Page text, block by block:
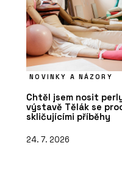
NOVINKY A NÁZORY
Chtěl jsem nosit
výstavě Tělák se
skličujícími příběhy
24. 7. 2026